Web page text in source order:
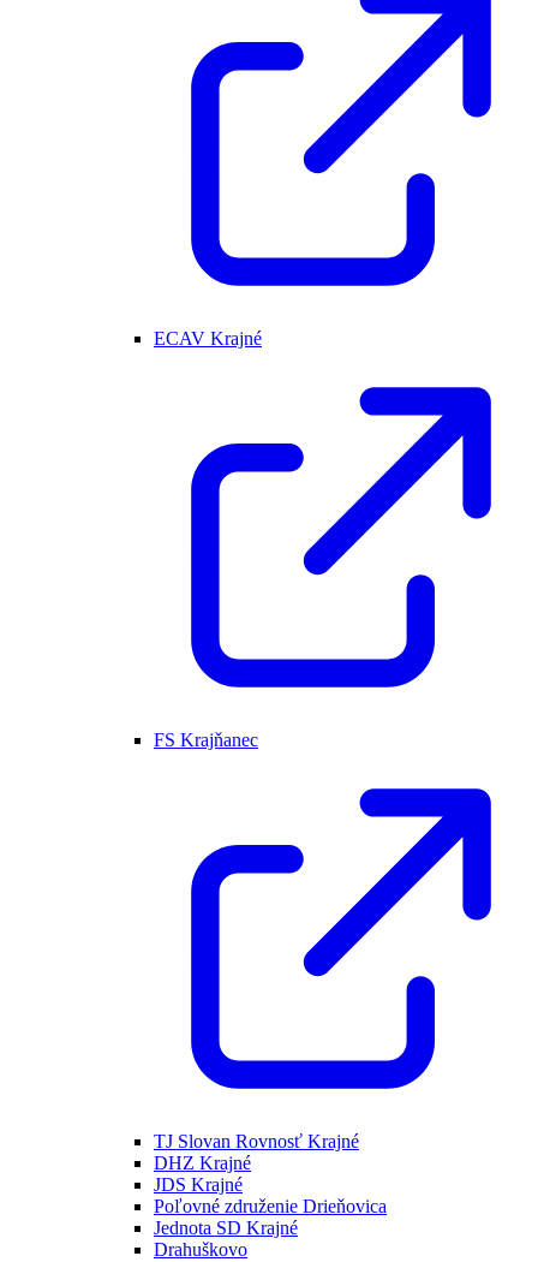
ECAV Krajné
FS Krajňanec
TJ Slovan Rovnosť Krajné
DHZ Krajné
JDS Krajné
Poľovné združenie Drieňovica
Jednota SD Krajné
Drahuškovo